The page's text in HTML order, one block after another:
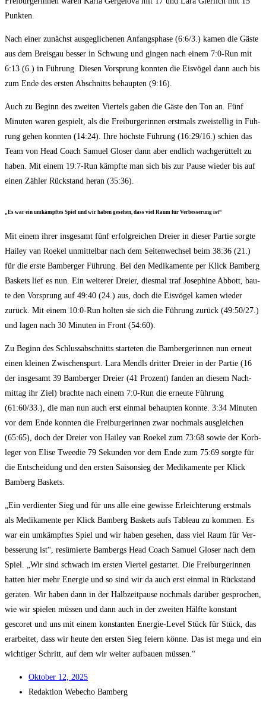
Punkten.
Nach einer zunächst aus­ge­gli­che­nen Anfangs­pha­se (6:6/3.) kamen die Gäs­te
aus dem Breis­gau bes­ser in Schwung und gin­gen nach einem 7:0‑Run mit
6:13 (6.) in Füh­rung. Die­sen Vor­sprung konn­ten die Eis­vö­gel dann auch bis
zum Ende des ers­ten Abschnitts behaup­ten (9:16).
Auch zu Beginn des zwei­ten Vier­tels gaben die Gäs­te den Ton an. Fünf
Minu­ten waren gespielt, als die Frei­bur­ge­rin­nen erst­mals zwei­stel­lig in Füh­
rung gehen konn­ten (14:24). Ihre höchs­te Füh­rung (16:29/16.) schien das
Team von Head Coach Samu­el Glo­ser dann aber end­lich wach­ge­rüt­telt zu
haben. Mit einem 19:7‑Run kämpf­te man sich bis zur Pau­se wie­der bis auf
einen Zäh­ler Rück­stand her­an (35:36).
„Es war ein umkämpf­tes Spiel und wir haben gese­hen, dass viel Raum für Ver­bes­se­rung ist“
Mit einem ihrer ins­ge­samt fünf erfolg­rei­chen Drei­er in die­ser Par­tie sorg­te
Hai­ley van Roe­kel unmit­tel­bar nach dem Sei­ten­wech­sel beim 38:36 (21.)
für die ers­te Bam­ber­ger Füh­rung. Bei den Medi­ka­men­te per Klick Bam­berg
Bas­kets lief es nun. Ein wei­te­rer Drei­er, dies­mal traf Jose­phi­ne Abbott, bau­
te den Vor­sprung auf 49:40 (24.) aus, doch die Eis­vö­gel kamen wie­der
zurück. Mit einem 10:0‑Run hol­ten sie sich die Füh­rung zurück (49:50/27.)
und lagen nach 30 Minu­ten in Front (54:60).
Zu Beginn des Schluss­ab­schnitts star­te­ten die Bam­ber­ge­rin­nen nun erneut
einen klei­nen Zwi­schen­spurt. Lara Mendls drit­ter Drei­er in der Par­tie (16
der ins­ge­samt 39 Bam­ber­ger Drei­er (41 Pro­zent) fan­den an die­sem Nach­
mit­tag ihr Ziel) brach­te nach einem 7:0‑Run die erneu­te Füh­rung
(61:60/33.), die man nun auch erst ein­mal behaup­ten konn­te. 3:34 Minu­ten
vor dem Ende konn­ten die Frei­bur­ge­rin­nen zwar noch­mals aus­glei­chen
(65:65), doch der Drei­er von Hai­ley van Roe­kel zum 73:68 sowie der Korb­
le­ger von Eli­se Tweed­ie 79 Sekun­den vor dem Ende zum 75:69 sorg­te für
die Ent­schei­dung und den ers­ten Sai­son­sieg der Medi­ka­men­te per Klick
Bam­berg Baskets.
„Ein ver­dien­ter Sieg und für uns alle eine gewis­se Erleich­te­rung erst­mals
als Medi­ka­men­te per Klick Bam­berg Bas­kets aufs Tableau zu kom­men. Es
war ein umkämpf­tes Spiel und wir haben gese­hen, dass viel Raum für Ver­
bes­se­rung ist“, resü­mier­te Bam­bergs Head Coach Samu­el Glo­ser nach dem
Spiel. „Wir sind schwach im ers­ten Vier­tel gestar­tet. Die Frei­bur­ge­rin­nen
hat­ten hier mehr Ener­gie und so sind wir da auch erst ein­mal in Rück­stand
gera­ten. Wir haben dann in der Halb­zeit­pau­se noch­mals dar­über gespro­chen,
wie wir spie­len müs­sen und dann auch in der zwei­ten Hälf­te kon­stant
gescoret und uns mit einem kon­stan­ten Ener­gie-Level Stück für Stück, das
erar­bei­tet, dass wir heu­te den ers­ten Sieg fei­ern kön­ne. Das ist mega und ein
wich­ti­ger Schritt, auf dem wir wei­ter auf­bau­en müssen.“
Okto­ber 12, 2025
Redak­ti­on Web­echo Bamberg